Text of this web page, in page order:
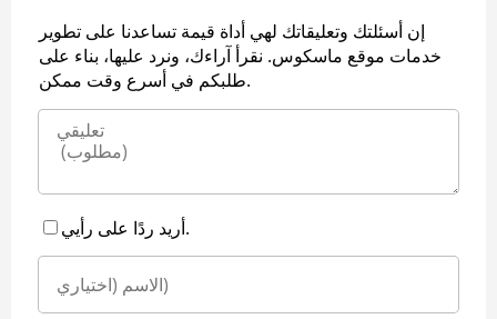
إن أسئلتك وتعليقاتك لهي أداة قيمة تساعدنا على تطوير
خدمات موقع ماسكوس. نقرأ آراءك، ونرد عليها، بناء على
طلبكم في أسرع وقت ممكن.
أريد ردًا على رأيي.